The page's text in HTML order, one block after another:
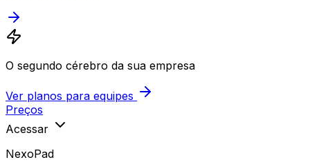
O segundo cérebro da sua empresa
Ver planos para equipes
Preços
Acessar
NexoPad